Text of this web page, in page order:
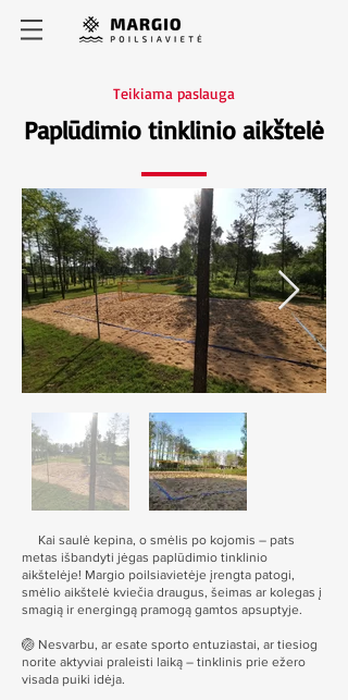
Teikiama paslauga
Paplūdimio tinklinio aikštelė
Kai saulė kepina, o smėlis po kojomis – pats
metas išbandyti jėgas paplūdimio tinklinio
aikštelėje! Margio poilsiavietėje įrengta patogi,
smėlio aikštelė kviečia draugus, šeimas ar kolegas į
smagią ir energingą pramogą gamtos apsuptyje.
🏐 Nesvarbu, ar esate sporto entuziastai, ar tiesiog
norite aktyviai praleisti laiką – tinklinis prie ežero
visada puiki idėja.